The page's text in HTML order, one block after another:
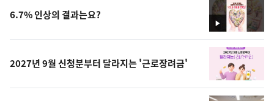
영
상
6.7% 인상의 결과는요?
2027년 9월 신청분부터 달라지는 '근로장려금'